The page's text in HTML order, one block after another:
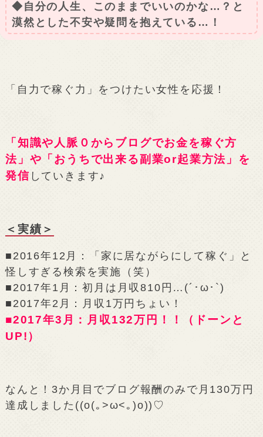
◆自分の人生、このままでいいのかな…？と
漠然とした不安や疑問を抱えている…！
「自力で稼ぐ力」をつけたい女性を応援！
「知識や人脈０からブログでお金を稼ぐ方
法」や「おうちで出来る副業or起業方法」を
発信 していきます♪
＜実績＞
■2016年12月：「家に居ながらにして稼ぐ」と
怪しすぎる検索を実施（笑）
■2017年1月：初月は月収810円…(´･ω･`)
■2017年2月：月収1万円ちょい！
■2017年3月：月収132万円！！（ドーンと
UP!）
なんと！3か月目でブログ報酬のみで月130万円
達成しました((o(｡>ω<｡)o))♡